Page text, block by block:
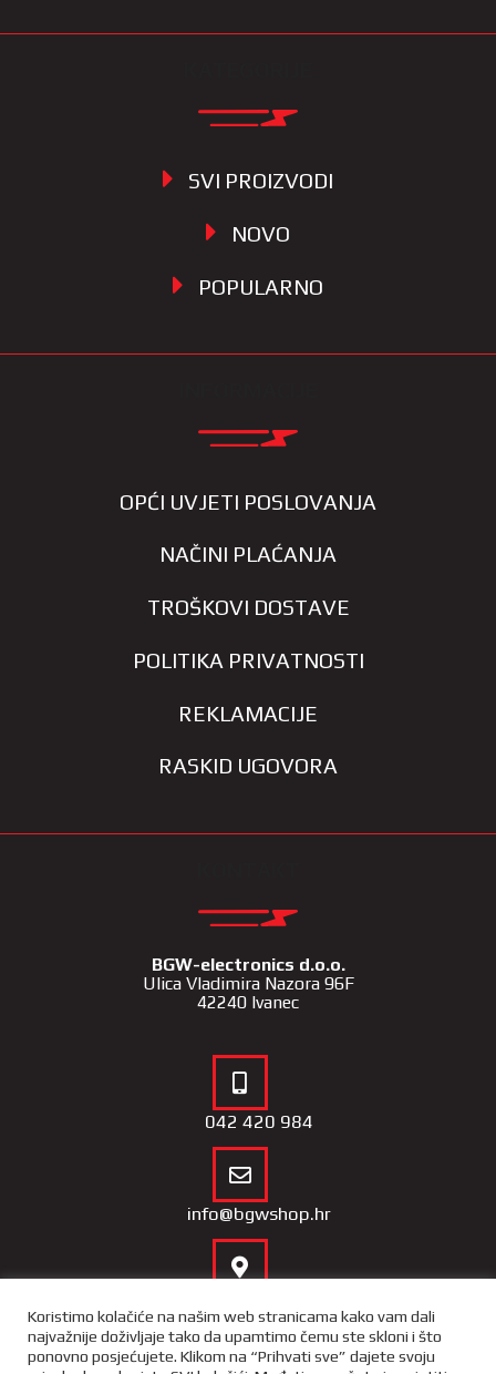
SVI PROIZVODI
NOVO
POPULARNO
OPĆI UVJETI POSLOVANJA
NAČINI PLAĆANJA
TROŠKOVI DOSTAVE
POLITIKA PRIVATNOSTI
REKLAMACIJE
RASKID UGOVORA
BGW-electronics d.o.o.
Ulica Vladimira Nazora 96F
42240 Ivanec
042 420 984
info@bgwshop.hr
Koristimo kolačiće na našim web stranicama kako vam dali
najvažnije doživljaje tako da upamtimo čemu ste skloni i što
ponovno posjećujete. Klikom na “Prihvati sve” dajete svoju